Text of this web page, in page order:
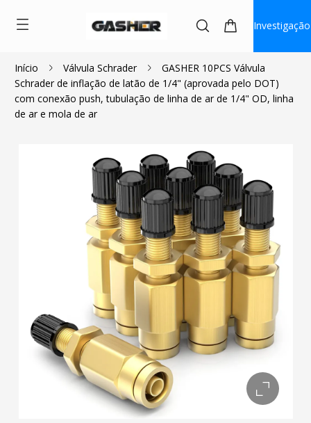
Investigação
Início Válvula Schrader
GASHER 10PCS Válvula
Schrader de inflação de latão de 1/4" (aprovada pelo DOT)
com conexão push, tubulação de linha de ar de 1/4" OD, linha
de ar e mola de ar
$1.93